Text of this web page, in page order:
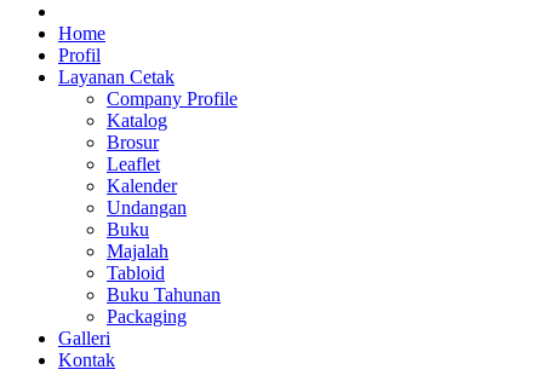
Mitra Media Percetakan Bekasi
0813-1670-6191
0813-1670-6191 (Call/WA) Perusahaan Tempat Alamat Jasa Pusat
Percetakan Bekasi Barat Timur Utara Selatan Murah 24 Jam
Home
Profil
Layanan Cetak
Company Profile
Katalog
Brosur
Leaflet
Kalender
Undangan
Buku
Majalah
Tabloid
Buku Tahunan
Packaging
Galleri
Kontak